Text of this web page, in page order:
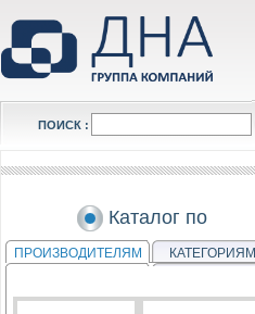
ПОИСК :
Каталог по
ПРОИЗВОДИТЕЛЯМ КАТЕГОРИЯМ